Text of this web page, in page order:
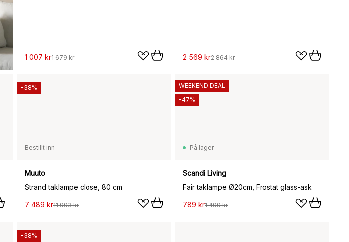
1 007 kr1 679 kr 2 569 kr2 864 kr
Bestillt inn
Muuto
Strand taklampe close, 80 cm
7 489 kr11 993 kr
-38%
På lager
Scandi Living
Fair taklampe Ø20cm, Frostat glass-ask
789 kr1 499 kr
WEEKEND DEAL
-47%
-38%